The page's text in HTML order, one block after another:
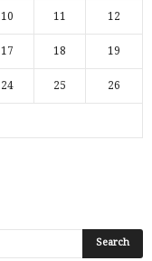
10 11 12
17 18 19
24 25 26